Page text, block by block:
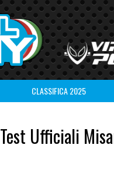
CLASSIFICA 2025
Test Ufficiali